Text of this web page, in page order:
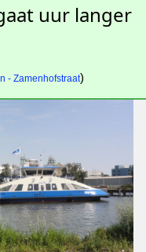
uur langer
- Zamenhofstraat)